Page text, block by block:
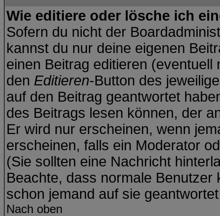
Wie editiere oder lösche ich
Sofern du nicht der
kannst du nur deine eigenen
einen Beitrag editieren
den Editieren-Button des
auf den Beitrag geantwortet
des Beitrags lesen können, der
Er wird nur erscheinen, wenn
erscheinen, falls ein Moderator
(Sie sollten eine Nachricht
Beachte, dass normale
schon jemand auf sie
Nach oben